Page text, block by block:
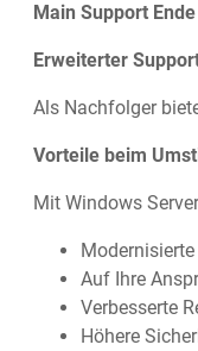
Main Support
Erweiterter
Als Nachfolger
Vorteile beim
Mit Windows
Auf Ihre
Verbesserte
Höhere